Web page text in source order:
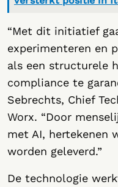
“Met dit initiatief
experimenteren en
als een structurele
compliance te
Sebrechts, Chief
Worx. “Door
met AI, hertekenen
worden geleverd.”
De technologie